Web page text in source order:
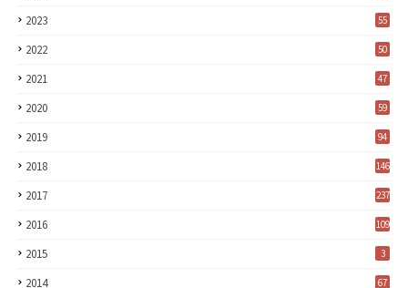
2023 55
2022 50
2021 47
2020 59
2019 94
2018 146
2017 237
2016 109
2015 3
2014 67